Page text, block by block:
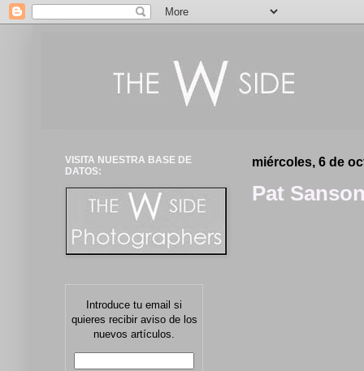
miércoles, 6 de
Pat
VISITA NUESTRA BASE DE
DATOS:
Introduce tu email si
quieres recibir aviso de los
nuevos artículos.